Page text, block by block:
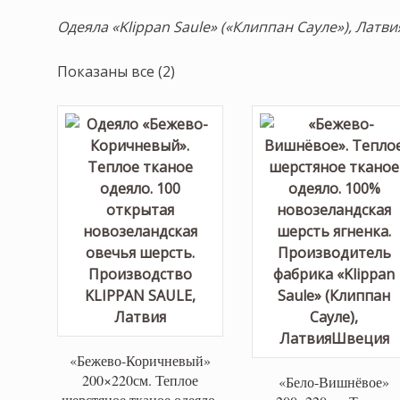
Одеяла «Klippan Saule» («Клиппан Сауле»),
Показаны все (2)
популярности
«Бежево-Коричневый»
200×220см. Теплое
«Бело-Вишнёвое»